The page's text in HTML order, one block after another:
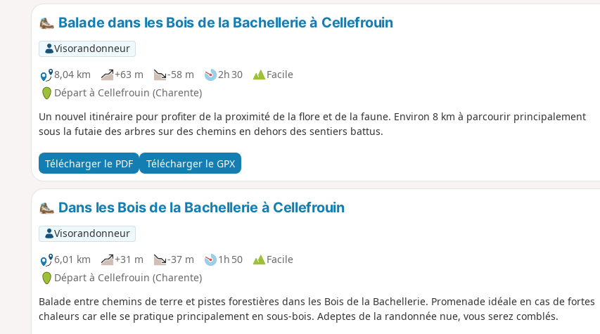
Balade dans les Bois de la Bachellerie à Cellefrouin
Visorandonneur
8,04 km
+63 m -58 m 2h 30
Facile
Départ à Cellefrouin (Charente)
Un nouvel itinéraire pour profiter de la proximité de la flore et de la faune. Environ 8 km à parcourir principalement
sous la futaie des arbres sur des chemins en dehors des sentiers battus.
Télécharger le PDF Télécharger le GPX
Dans les Bois de la Bachellerie à Cellefrouin
Visorandonneur
6,01 km
+31 m -37 m 1h 50
Facile
Départ à Cellefrouin (Charente)
Balade entre chemins de terre et pistes forestières dans les Bois de la Bachellerie. Promenade idéale en cas de fortes
chaleurs car elle se pratique principalement en sous-bois. Adeptes de la randonnée nue, vous serez comblés.